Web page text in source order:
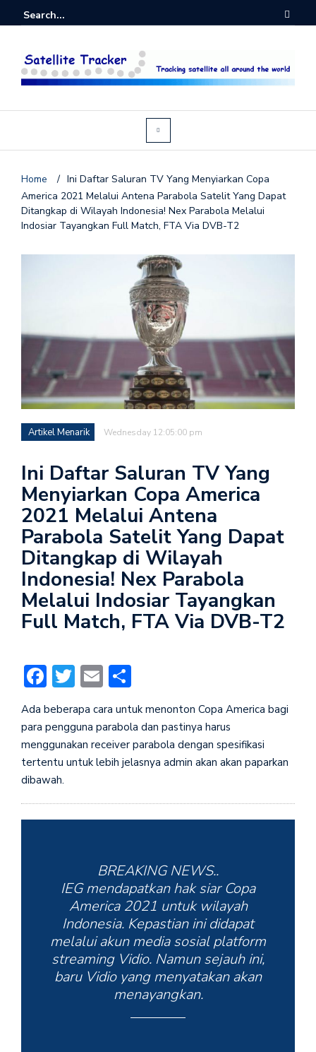
Home / Ini Daftar Saluran TV Yang Menyiarkan Copa
America 2021 Melalui Antena Parabola Satelit Yang Dapat
Ditangkap di Wilayah Indonesia! Nex Parabola Melalui
Indosiar Tayangkan Full Match, FTA Via DVB-T2
Artikel Menarik Wednesday 12:05:00 pm
Ini Daftar Saluran TV Yang
Menyiarkan Copa America
2021 Melalui Antena
Parabola Satelit Yang Dapat
Ditangkap di Wilayah
Indonesia! Nex Parabola
Melalui Indosiar Tayangkan
Full Match, FTA Via DVB-T2
Facebook
Twitter
Email
Ada beberapa cara untuk menonton Copa America bagi
para pengguna parabola dan pastinya harus
menggunakan receiver parabola dengan spesifikasi
tertentu untuk lebih jelasnya admin akan akan paparkan
dibawah.
BREAKING NEWS..
IEG mendapatkan hak siar Copa
America 2021 untuk wilayah
Indonesia. Kepastian ini didapat
melalui akun media sosial platform
streaming Vidio. Namun sejauh ini,
baru Vidio yang menyatakan akan
menayangkan.